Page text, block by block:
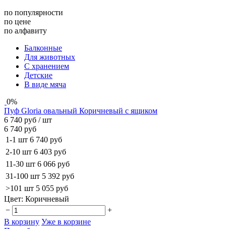
по популярности
по цене
по алфавиту
Балконные
для животных
с хранением
Детские
В виде мяча
0%
Пуф Gloria овальный Коричневый с ящиком
6 740 руб / шт
6 740 руб
1-1 шт 6 740 руб
2-10 шт 6 403 руб
11-30 шт 6 066 руб
31-100 шт 5 392 руб
>101 шт 5 055 руб
Цвет: Коричневый
−
+
В корзину Уже в корзине